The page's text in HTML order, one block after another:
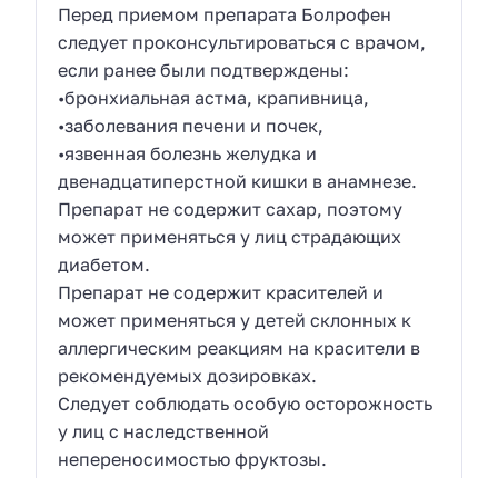
Перед приемом препарата Болрофен
следует проконсультироваться с врачом,
если ранее были подтверждены:
•бронхиальная астма, крапивница,
•заболевания печени и почек,
•язвенная болезнь желудка и
двенадцатиперстной кишки в анамнезе.
Препарат не содержит сахар, поэтому
может применяться у лиц страдающих
диабетом.
Препарат не содержит красителей и
может применяться у детей склонных к
аллергическим реакциям на красители в
рекомендуемых дозировках.
Следует соблюдать особую осторожность
у лиц с наследственной
непереносимостью фруктозы.